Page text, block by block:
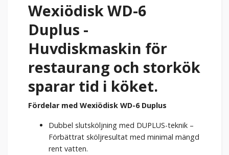
Wexiödisk WD-6
Duplus -
Huvdiskmaskin för
restaurang och storkök
sparar tid i köket.
Fördelar med Wexiödisk WD-6 Duplus
Dubbel slutsköljning med DUPLUS-teknik –
Förbättrat sköljresultat med minimal mängd
rent vatten.